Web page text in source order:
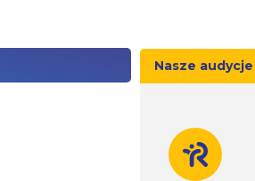
Nasze audycje